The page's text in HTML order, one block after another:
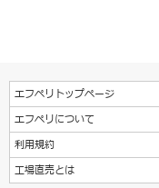
エフペリトップページ
エフペリについて
利用規約
工場直売とは